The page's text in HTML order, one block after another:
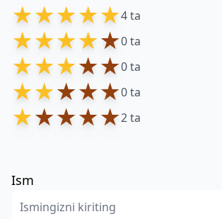
★★★★★4 ta
★★★★★0 ta
★★★★★0 ta
★★★★★0 ta
★★★★★2 ta
Ism